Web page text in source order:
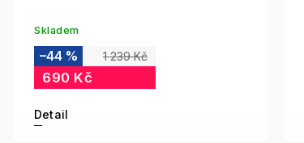
Skladem
1 239 Kč
–44 %
690 Kč
Detail